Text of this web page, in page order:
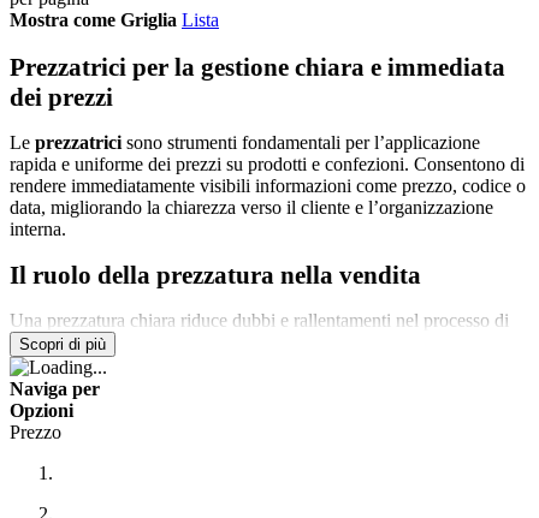
Mostra come Griglia Lista
Prezzatrici per la gestione chiara e immediata
dei prezzi
Le prezzatrici sono strumenti fondamentali per l’applicazione
rapida e uniforme dei prezzi su prodotti e confezioni. Consentono di
rendere immediatamente visibili informazioni come prezzo, codice o
data, migliorando la chiarezza verso il cliente e l’organizzazione
interna.
Il ruolo della prezzatura nella vendita
Una prezzatura chiara riduce dubbi e rallentamenti nel processo di
acquisto. Utilizzare una prezzatrice permette di standardizzare le
informazioni, migliorando la
l’esperienza del cliente.
Utilizzo in negozi e attività commerciali
Nei punti vendita, le prezzatrici vengono utilizzate quotidianamente
Scopri di più
Naviga per
Opzioni
Prezzo